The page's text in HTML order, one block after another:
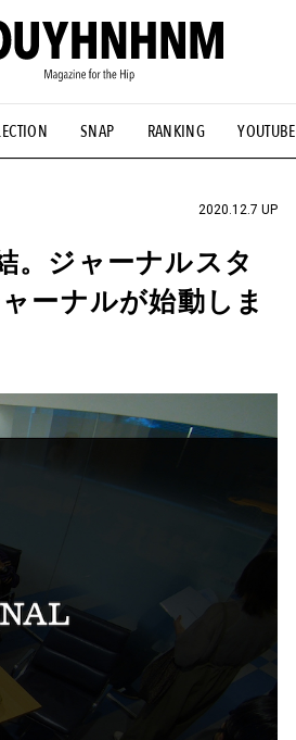
SNAP RANKING YOUTUBE
#NEW VINTAGE #マイナーグッド図鑑
#ととけん #FASHION #MUSIC
2020.12.7 UP
。ジャーナルスタ
ーナルが始動しま